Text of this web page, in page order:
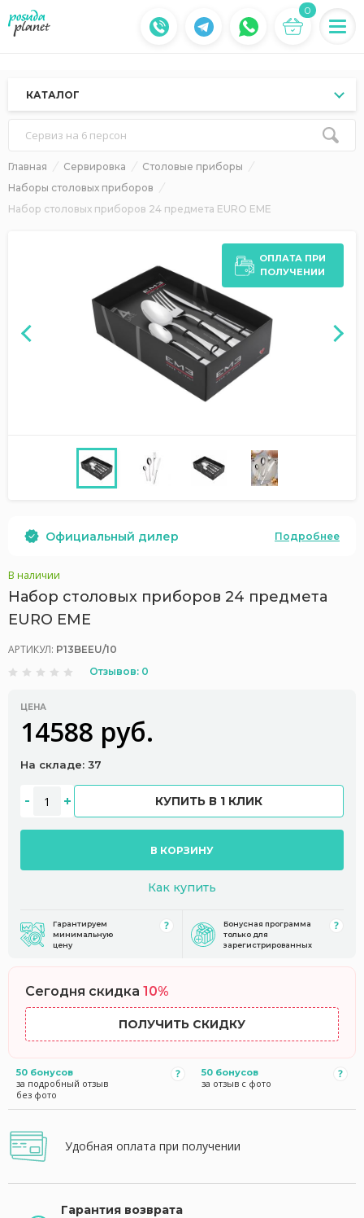
0
КАТАЛОГ
Сервиз на 6 персон
Главная Сервировка
Столовые приборы
Наборы столовых приборов
Набор столовых приборов 24 предмета EURO EME
ОПЛАТА ПРИ
ПОЛУЧЕНИИ
Официальный дилер Подробнее
В наличии
Набор столовых приборов 24 предмета
EURO EME
АРТИКУЛ: P13BEEU/10
Отзывов: 0
ЦЕНА
14588 руб.
На складе: 37
КУПИТЬ В 1 КЛИК
В КОРЗИНУ
Как купить
Гарантируем
минимальную
цену
Бонусная программа
только для
зарегистрированных
Сегодня скидка 10%
ПОЛУЧИТЬ СКИДКУ
50 бонусов
за подробный отзыв
без фото
50 бонусов
за отзыв с фото
Удобная оплата при получении
Гарантия возврата